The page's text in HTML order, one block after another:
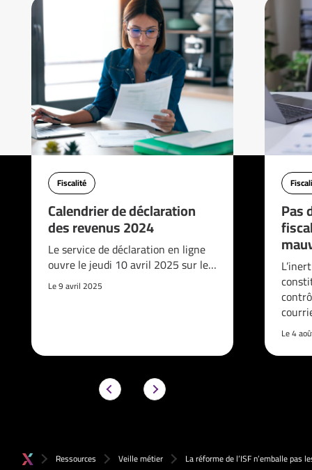
Fiscalité
Calendrier de déclaration
des revenus 2024
Le service de déclaration en ligne
ouvre le jeudi 10 avril 2025 sur le…
Le 9 avril 2025
Pas
Le 4
Ressources Veille métier La réforme de l’ISF n’emballe pas